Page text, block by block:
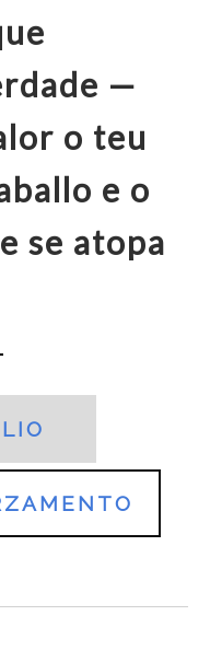
—
o teu
e o
se atopa